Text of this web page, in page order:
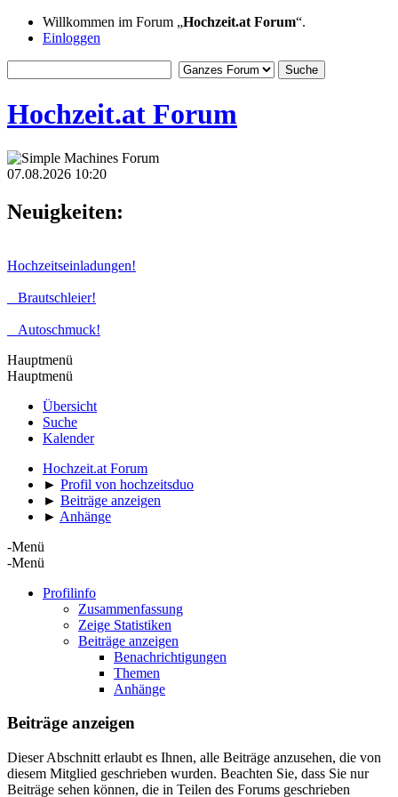
Willkommen im Forum „Hochzeit.at Forum“.
Einloggen
Hochzeit.at Forum
07.08.2026 10:20
Neuigkeiten:
Hochzeitseinladungen!
Brautschleier!
Autoschmuck!
Hauptmenü
Hauptmenü
Übersicht
Suche
Kalender
Hochzeit.at Forum
► Profil von hochzeitsduo
► Beiträge anzeigen
► Anhänge
-Menü
-Menü
Profilinfo
Zusammenfassung
Zeige Statistiken
Beiträge anzeigen
Benachrichtigungen
Themen
Anhänge
Beiträge anzeigen
Dieser Abschnitt erlaubt es Ihnen, alle Beiträge anzusehen, die von
diesem Mitglied geschrieben wurden. Beachten Sie, dass Sie nur
Beiträge sehen können, die in Teilen des Forums geschrieben